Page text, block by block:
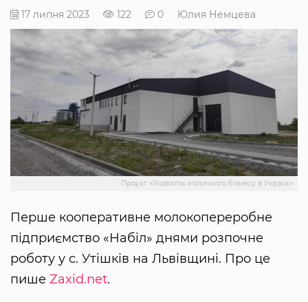
17 липня 2023 122 0 Юлия Немцева
Проєкт «Розвиток молочного бізнесу в Україні»
Перше кооперативне молокопереробне
підприємство «Набіл» днями розпочне
роботу у с. Утішків на Львівщині. Про це
пише Zaxid.net.